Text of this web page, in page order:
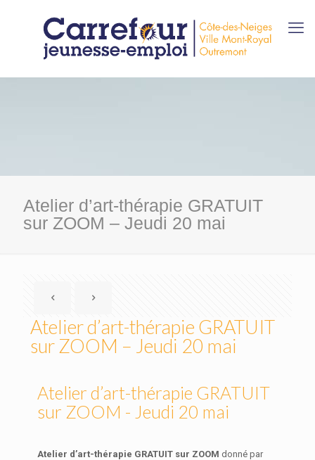
Atelier d’art-thérapie GRATUIT
sur ZOOM – Jeudi 20 mai
Atelier d’art-thérapie GRATUIT
sur ZOOM – Jeudi 20 mai
Atelier d’art-thérapie GRATUIT
sur ZOOM - Jeudi 20 mai
Atelier d’art-thérapie GRATUIT sur ZOOM donné par